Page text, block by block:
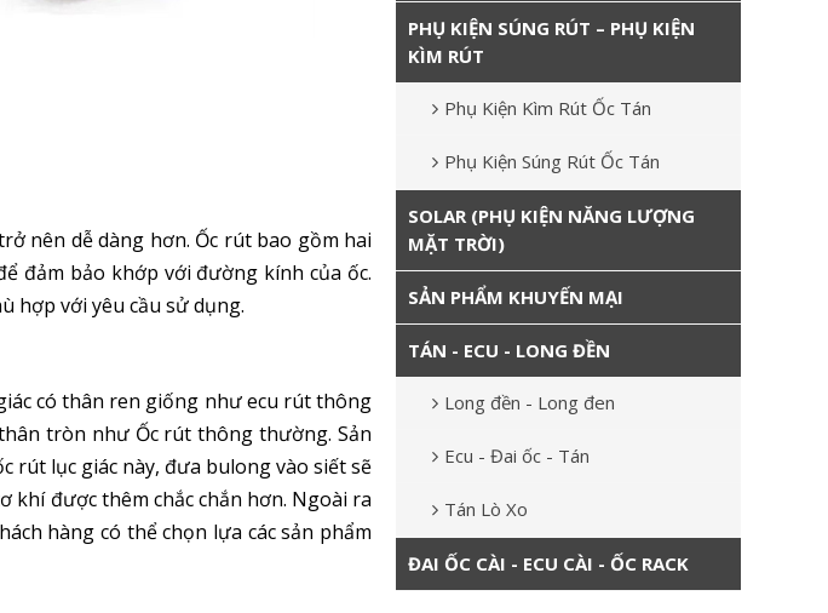
nên dễ dàng hơn. Ốc rút bao gồm hai
đảm bảo khớp với đường kính của ốc.
hợp với yêu cầu sử dụng.
có thân ren giống như ecu rút thông
tròn như Ốc rút thông thường. Sản
rút lục giác này, đưa bulong vào siết sẽ
khí được thêm chắc chắn hơn. Ngoài ra
hàng có thể chọn lựa các sản phẩm
PHỤ KIỆN SÚNG RÚT – PHỤ KIỆN
KÌM RÚT
Phụ Kiện Kìm Rút Ốc Tán
Phụ Kiện Súng Rút Ốc Tán
SOLAR (PHỤ KIỆN NĂNG LƯỢNG
MẶT TRỜI)
SẢN PHẨM KHUYẾN MẠI
TÁN - ECU - LONG ĐỀN
Long đền - Long đen
Ecu - Đai ốc - Tán
Tán Lò Xo
ĐAI ỐC CÀI - ECU CÀI - ỐC RACK